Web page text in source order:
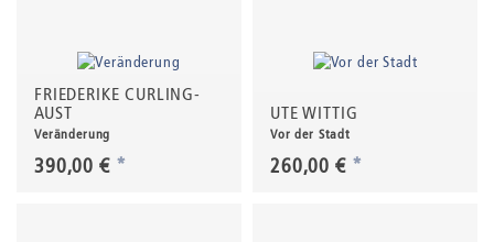
FRIEDERIKE CURLING-
AUST
Veränderung
390,00 € *
UTE WITTIG
Vor der Stadt
260,00 € *